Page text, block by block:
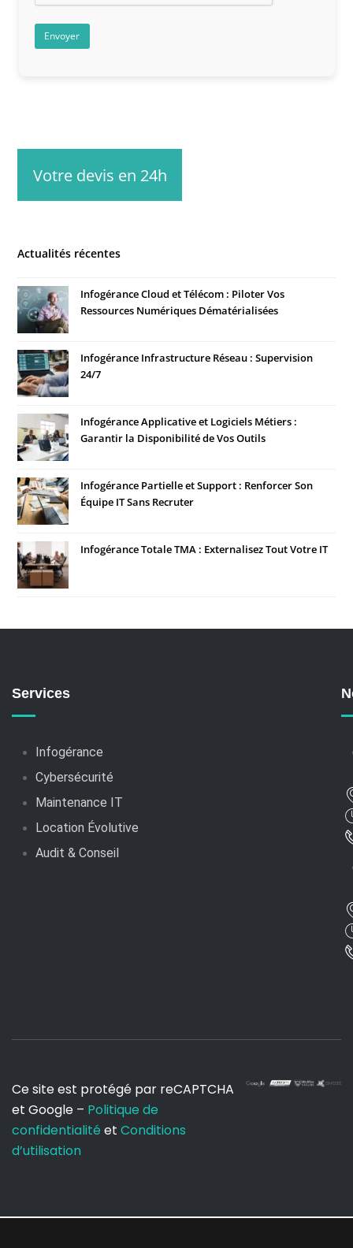
Votre devis en 24h
Actualités récentes
Infogérance Cloud et Télécom : Piloter Vos
Ressources Numériques Dématérialisées
Infogérance Infrastructure Réseau : Supervision
24/7
Infogérance Applicative et Logiciels Métiers :
Garantir la Disponibilité de Vos Outils
Infogérance Partielle et Support : Renforcer Son
Équipe IT Sans Recruter
Infogérance Totale TMA : Externalisez Tout Votre IT
Services
Infogérance
Cybersécurité
Maintenance IT
Location Évolutive
Audit & Conseil
Ce site est protégé par reCAPTCHA
et Google – Politique de
confidentialité et Conditions
d’utilisation